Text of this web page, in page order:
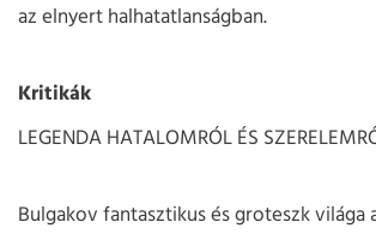
az elnyert halhatatlanságban.
Kritikák
LEGENDA HATALOMRÓL ÉS
Bulgakov fantasztikus és groteszk világa